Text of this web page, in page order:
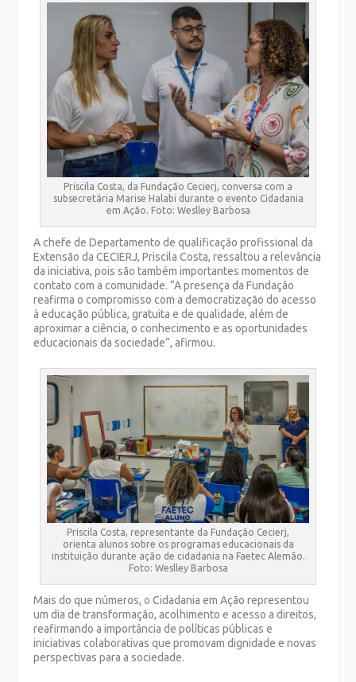
Priscila Costa, da Fundação Cecierj, conversa com a
subsecretária Marise Halabi durante o evento Cidadania
em Ação. Foto: Weslley Barbosa
A chefe de Departamento de qualificação profissional da
Extensão da CECIERJ, Priscila Costa, ressaltou a relevância
da iniciativa, pois são também importantes momentos de
contato com a comunidade. “A presença da Fundação
reafirma o compromisso com a democratização do acesso
à educação pública, gratuita e de qualidade, além de
aproximar a ciência, o conhecimento e as oportunidades
educacionais da sociedade”, afirmou.
Priscila Costa, representante da Fundação Cecierj,
orienta alunos sobre os programas educacionais da
instituição durante ação de cidadania na Faetec Alemão.
Foto: Weslley Barbosa
Mais do que números, o Cidadania em Ação representou
um dia de transformação, acolhimento e acesso a direitos,
reafirmando a importância de políticas públicas e
iniciativas colaborativas que promovam dignidade e novas
perspectivas para a sociedade.